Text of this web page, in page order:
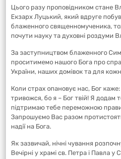
Цього разу проповідником стане
Екзарх Луцький, який вдруге
блаженного священномученика,
почути науку та духовні роздуми
За заступництвом блаженного
проситимемо нашого Бога про
України, наших домівок та для
Коли страх опановує нас, Бог
тривожся, бо я – Бог твій! Я додам
підтримаю тебе переможною
Запрошуємо Вас разом
надії на Бога.
Як зазвичай, нічні чування
Вечірні у храмі св. Петра і Павла у